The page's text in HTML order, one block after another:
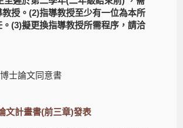
授。(2)指導教授至少有一位為本所
(3)擬更換指導教授所需程序，請洽
士論文同意書
文計畫書(前三章)發表